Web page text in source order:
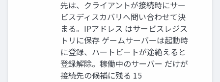
先は、クライアントが接続時にサー
ビスディスカバリへ問い合わせて決
まる。IPアドレス はサービスレジス
トリに保存 ゲームサーバーは起動時
に登録、ハートビートが途絶えると
登録解除。稼働中のサーバー だけが
接続先の候補に残る 15